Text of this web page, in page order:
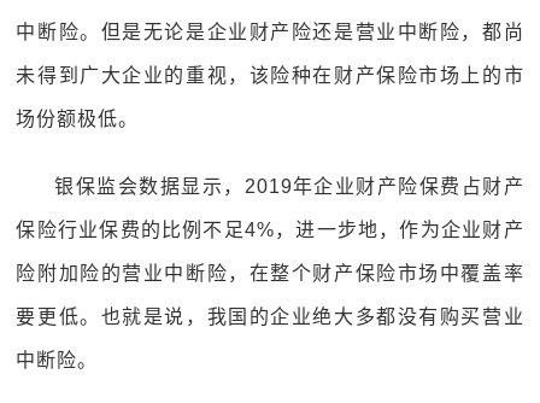
中断险。但是无论是企业财产险还是营业中断险，都尚
未得到广大企业的重视，该险种在财产保险市场上的市
场份额极低。
银保监会数据显示，2019年企业财产险保费占财产
保险行业保费的比例不足4%，进一步地，作为企业财产
险附加险的营业中断险，在整个财产保险市场中覆盖率
要更低。也就是说，我国的企业绝大多都没有购买营业
中断险。